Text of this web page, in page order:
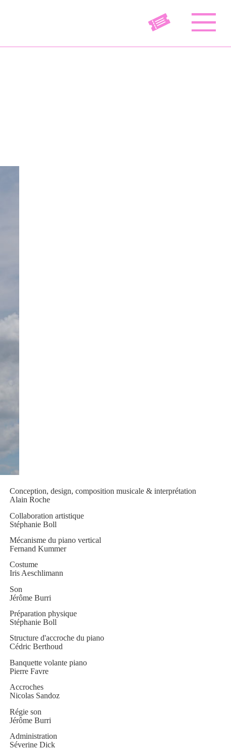
Conception, design, composition musicale & interprétation
Alain Roche
Collaboration artistique
Stéphanie Boll
Mécanisme du piano vertical
Fernand Kummer
Costume
Iris Aeschlimann
Son
Jérôme Burri
Préparation physique
Stéphanie Boll
Structure d'accroche du piano
Cédric Berthoud
Banquette volante piano
Pierre Favre
Accroches
Nicolas Sandoz
Régie son
Jérôme Burri
Administration
Séverine Dick